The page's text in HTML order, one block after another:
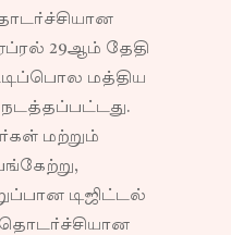
ஏப்ரல் 29ஆம் தேதி
மத்திய
நடத்தப்பட்டது.
மற்றும்
டிஜிட்டல்
தொடர்ச்சியான